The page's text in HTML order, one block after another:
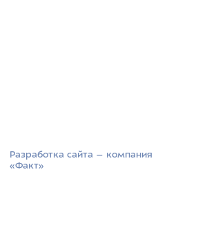
Разработка сайта –­ компания
«Факт»